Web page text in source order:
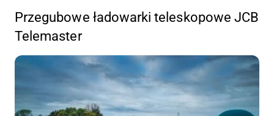
Przegubowe ładowarki teleskopowe JCB
Telemaster